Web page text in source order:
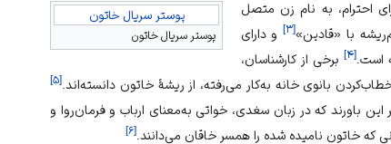
پوستر سریال خاتون
پوستر سریال خاتون
احترام، به نام زن متصل
با «قادین»[۳]و دارای
است.[۴] برخی از کارشناسان،
بانوی خانه به‌کار می‌رفته، از ریشهٔ خاتون دانسته‌اند.[۵]
این باورند که در زبان سغدی، خواتی به‌معنای ارباب و فرمان‌روا و
که خاتون نامیده شده را همسر خاقان می‌دانند.[۶]